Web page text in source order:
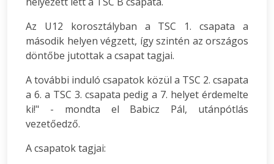
Az U12 korosztályban a TSC 1. csapata a
második helyen végzett, így szintén az országos
döntőbe jutottak a csapat tagjai.
A további induló csapatok közül a TSC 2. csapata
a 6. a TSC 3. csapata pedig a 7. helyet érdemelte
ki!" - mondta el Babicz Pál, utánpótlás
vezetőedző.
A csapatok tagjai: